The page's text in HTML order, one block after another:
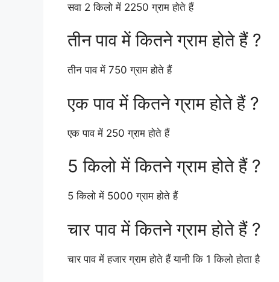
सवा 2 किलो में 2250 ग्राम होते हैं
तीन पाव में कितने ग्राम होते हैं ?
तीन पाव में 750 ग्राम होते हैं
एक पाव में कितने ग्राम होते हैं ?
एक पाव में 250 ग्राम होते हैं
5 किलो में कितने ग्राम होते हैं ?
5 किलो में 5000 ग्राम होते हैं
चार पाव में कितने ग्राम होते हैं ?
चार पाव में हजार ग्राम होते हैं यानी कि 1 किलो होता है